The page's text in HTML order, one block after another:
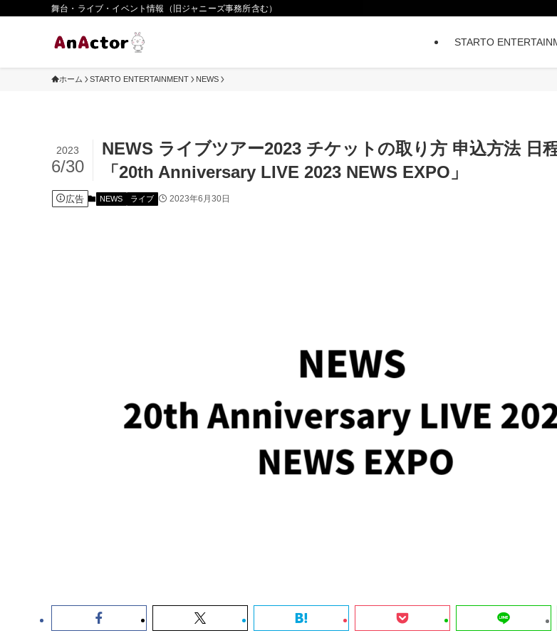
舞台・ライブ・イベント情報（旧ジャニーズ事務所含む）
STARTO
ホーム STARTO ENTERTAINMENT NEWS
NEWS ライブツアー2023 チケットの取り方 申込方法 日
「20th Anniversary LIVE 2023 NEWS EXPO」
2023
6/30
広告 NEWS ライブ 2023年6月30日